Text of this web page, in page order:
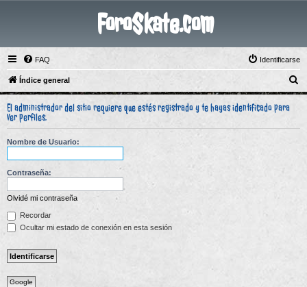
ForoSkate.com
FAQ Identificarse
Índice general
u
c
El administrador del sitio requiere que estés registrado y te hayas identificado para
ver perfiles.
Nombre de Usuario:
Contraseña:
Olvidé mi contraseña
Recordar
Ocultar mi estado de conexión en esta sesión
Google